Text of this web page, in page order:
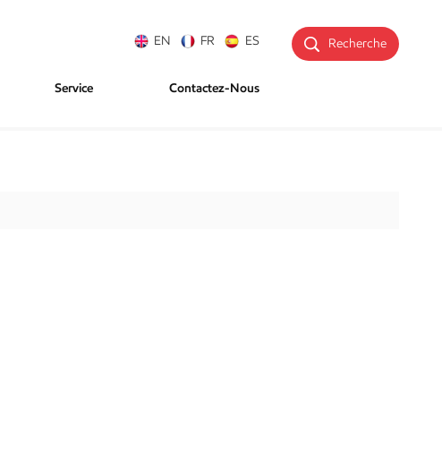
Recherche
EN FR ES
Service Contactez-Nous